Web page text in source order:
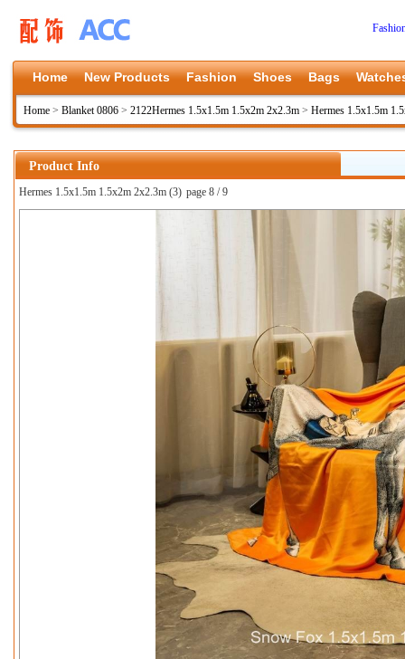
Home New Products Fashion Shoes Bags
Home > Blanket 0806 > 2122Hermes 1.5x1.5m 1.5x2m 2x2.3m > Hermes 1.5x1.5m
Product Info
Hermes 1.5x1.5m 1.5x2m 2x2.3m (3) page 8 / 9
下一张